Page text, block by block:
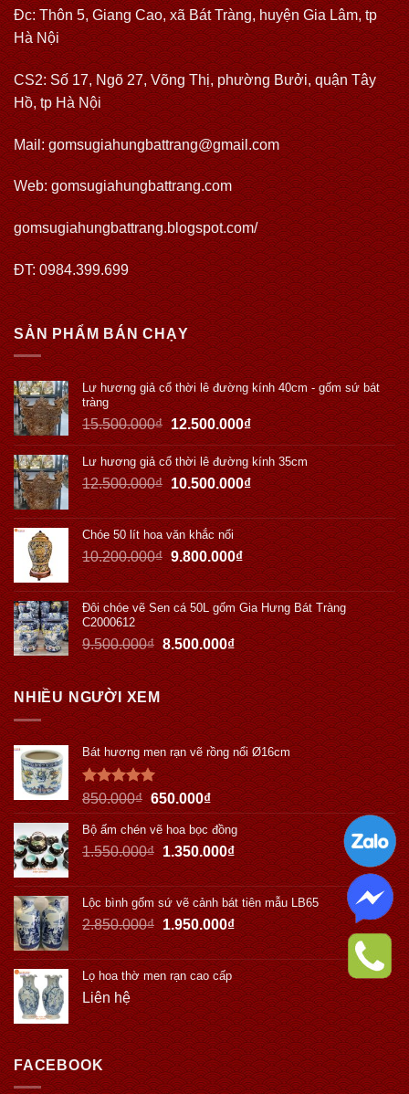
Đc: Thôn 5, Giang Cao, xã Bát Tràng, huyện Gia Lâm, tp
Hà Nội
CS2: Số 17, Ngõ 27, Võng Thị, phường Bưởi, quận Tây
Hồ, tp Hà Nội
Mail: gomsugiahungbattrang@gmail.com
Web:gomsugiahungbattrang.com
gomsugiahungbattrang.blogspot.com/
ĐT: 0984.399.699
SẢN PHẨM BÁN CHẠY
Lư hương giả cổ thời lê đường kính 40cm - gốm sứ bát
tràng
15.500.000₫ 12.500.000₫
Lư hương giả cổ thời lê đường kính 35cm
12.500.000₫ 10.500.000₫
Chóe 50 lít hoa văn khắc nổi
10.200.000₫ 9.800.000₫
Đôi chóe vẽ Sen cá 50L gốm Gia Hưng Bát Tràng
C2000612
9.500.000₫ 8.500.000₫
NHIỀU NGƯỜI XEM
Bát hương men rạn vẽ rồng nổi Ø16cm
Được xếp
hạng5.00
5 sao
850.000₫ 650.000₫
Bộ ấm chén vẽ hoa bọc đồng
1.550.000₫ 1.350.000₫
Lộc bình gốm sứ vẽ cảnh bát tiên mẫu LB65
2.850.000₫ 1.950.000₫
Lọ hoa thờ men rạn cao cấp
Liên hệ
FACEBOOK